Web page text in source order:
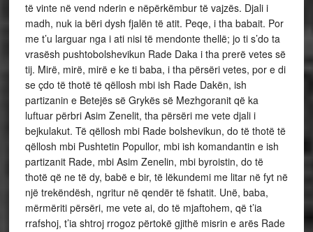
të vinte në vend nderin e nëpërkëmbur të vajzës. Djali i
madh, nuk ia bëri dysh fjalën të atit. Peqe, i tha babait. Por
me t’u larguar nga i ati nisi të mendonte thellë; jo ti s’do ta
vrasësh pushtobolshevikun Rade Daka i tha prerë vetes së
tij. Mirë, mirë, mirë e ke ti baba, i tha përsëri vetes, por e di
se çdo të thotë të qëllosh mbi ish Rade Dakën, ish
partizanin e Betejës së Grykës së Mezhgoranit që ka
luftuar përbri Asim Zenelit, tha përsëri me vete djali i
bejkulakut. Të qëllosh mbi Rade bolshevikun, do të thotë të
qëllosh mbi Pushtetin Popullor, mbi ish komandantin e ish
partizanit Rade, mbi Asim Zenelin, mbi byroistin, do të
thotë që ne të dy, babë e bir, të lëkundemi me litar në fyt në
një trekëndësh, ngritur në qendër të fshatit. Unë, baba,
mërmëriti përsëri, me vete ai, do të mjaftohem, që t’ia
rrafshoj, t’ia shtroj rrogoz përtokë gjithë misrin e arës Rade